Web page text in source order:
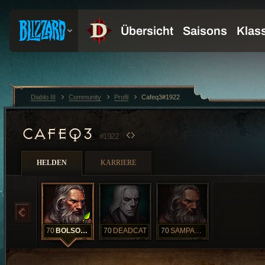
CAFEQ3 #1922
HELDEN KARRIERE
70 BOLSONARO 70 DEADCAT 70 SAMPABARBARO
Diablo III Community Profil Cafeq3#1922